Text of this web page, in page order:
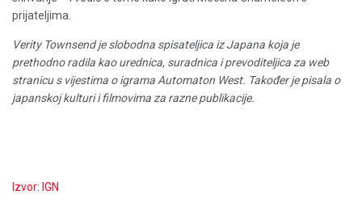
prijateljima.
Verity Townsend je slobodna spisateljica iz Japana koja je
prethodno radila kao urednica, suradnica i prevoditeljica za web
stranicu s vijestima o igrama Automaton West. Također je pisala o
japanskoj kulturi i filmovima za razne publikacije.
Izvor: IGN